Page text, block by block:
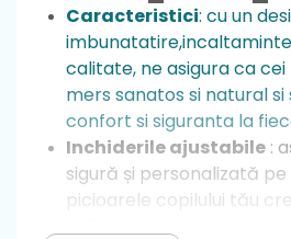
Caracteristici: cu un
calitate, ne asigura ca
mers sanatos si natural
confort si siguranta la
Inchiderile ajustabile :
sigură și personalizată
picioarele copilului tău